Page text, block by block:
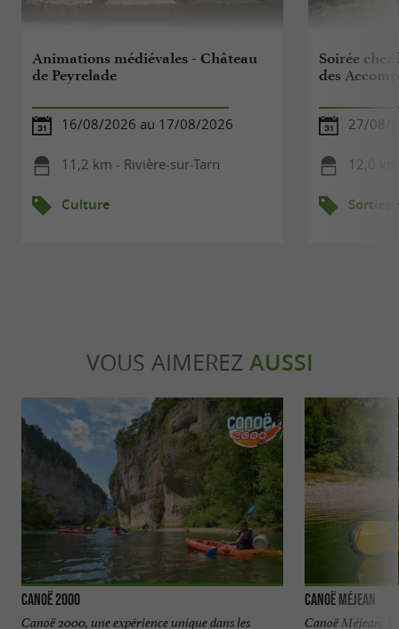
Animations médiévales - Château
de Peyrelade
16/08/2026 au 17/08/2026
11,2 km - Rivière-sur-Tarn
Culture
Soirée
des
27/08/
12,0
Sorties
VOUS AIMEREZ AUSSI
Canoë 2000
Canoë 2000, une expérience unique dans les
Canoë Méjean
Canoë Méjean,